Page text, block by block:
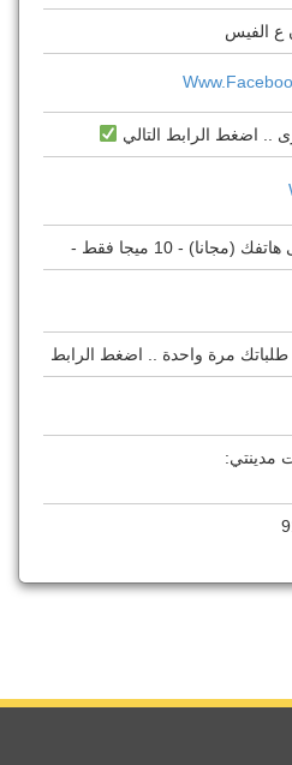
ع الفيس
.. اضغط الرابط التالي
- 10 ميجا فقط -
مرة واحدة .. اضغط الرابط
مدينتي: